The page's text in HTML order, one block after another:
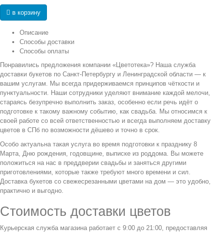
в корзину
Описание
Способы доставки
Способы оплаты
Понравились предложения компании «Цветотека»? Наша служба
доставки букетов по Санкт-Петербургу и Ленинградской области — к
вашим услугам. Мы всегда придерживаемся принципов чёткости и
пунктуальности. Наши сотрудники уделяют внимание каждой мелочи,
стараясь безупречно выполнить заказ, особенно если речь идёт о
подготовке к такому важному событию, как свадьба. Мы относимся к
своей работе со всей ответственностью и всегда выполняем доставку
цветов в СПб по возможности дёшево и точно в срок.
Особо актуальна такая услуга во время подготовки к празднику 8
Марта, Дню рождения, годовщине, выписке из роддома. Вы можете
положиться на нас в преддверии свадьбы и заняться другими
приготовлениями, которые также требуют много времени и сил.
Доставка букетов со свежесрезанными цветами на дом — это удобно,
практично и выгодно.
Стоимость доставки цветов
Курьерская служба магазина работает с 9:00 до 21:00, предоставляя